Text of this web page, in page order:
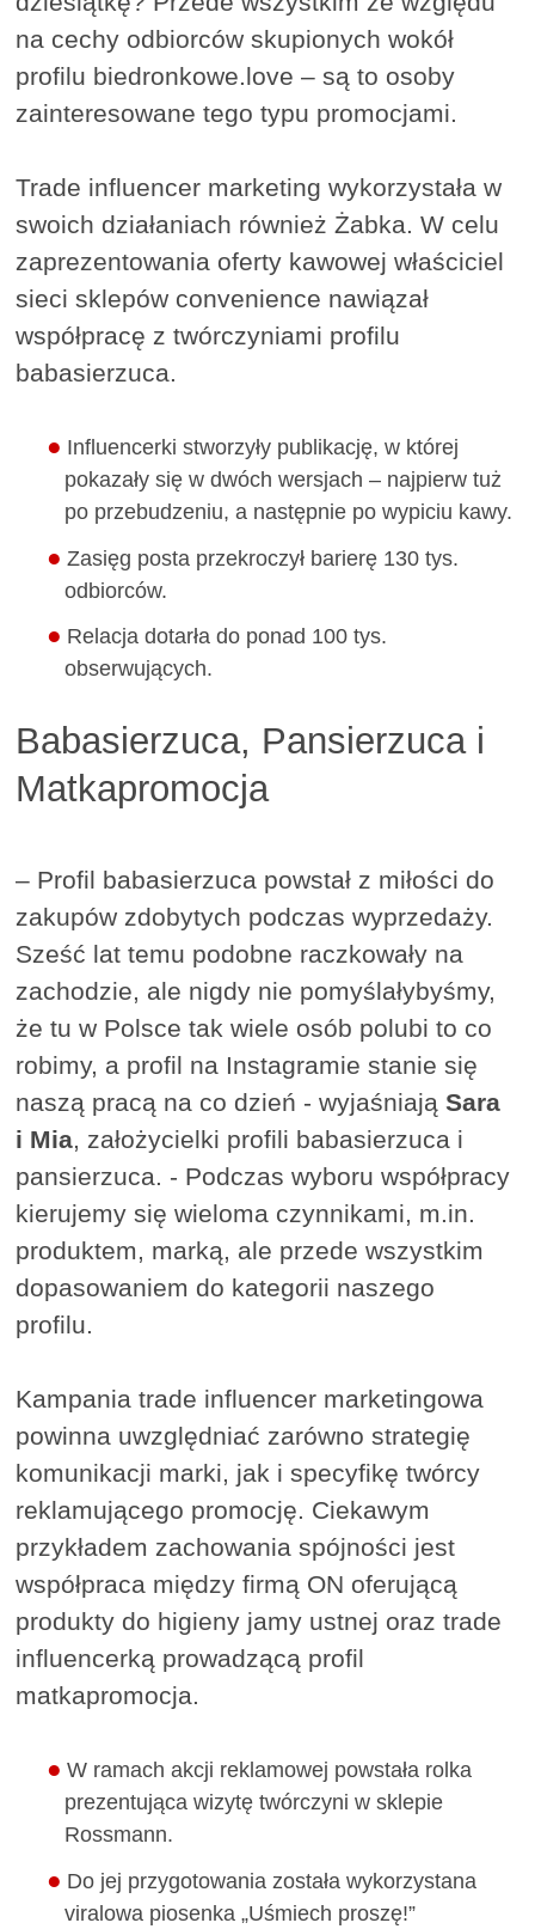
na cechy odbiorców skupionych wokół
profilu biedronkowe.love – są to osoby
zainteresowane tego typu promocjami.
Trade influencer marketing wykorzystała w
swoich działaniach również Żabka. W celu
zaprezentowania oferty kawowej właściciel
sieci sklepów convenience nawiązał
współpracę z twórczyniami profilu
babasierzuca.
Influencerki stworzyły publikację, w której
pokazały się w dwóch wersjach – najpierw tuż
po przebudzeniu, a następnie po wypiciu kawy.
Zasięg posta przekroczył barierę 130 tys.
odbiorców.
Relacja dotarła do ponad 100 tys.
obserwujących.
Babasierzuca, Pansierzuca i
Matkapromocja
– Profil babasierzuca powstał z miłości do
zakupów zdobytych podczas wyprzedaży.
Sześć lat temu podobne raczkowały na
zachodzie, ale nigdy nie pomyślałybyśmy,
że tu w Polsce tak wiele osób polubi to co
robimy, a profil na Instagramie stanie się
naszą pracą na co dzień - wyjaśniająSara
i Mia, założycielki profili babasierzuca i
pansierzuca. - Podczas wyboru współpracy
kierujemy się wieloma czynnikami, m.in.
produktem, marką, ale przede wszystkim
dopasowaniem do kategorii naszego
profilu.
Kampania trade influencer marketingowa
powinna uwzględniać zarówno strategię
komunikacji marki, jak i specyfikę twórcy
reklamującego promocję. Ciekawym
przykładem zachowania spójności jest
współpraca między firmą ON oferującą
produkty do higieny jamy ustnej oraz trade
influencerką prowadzącą profil
matkapromocja.
W ramach akcji reklamowej powstała rolka
prezentująca wizytę twórczyni w sklepie
Rossmann.
Do jej przygotowania została wykorzystana
viralowa piosenka „Uśmiech proszę!”